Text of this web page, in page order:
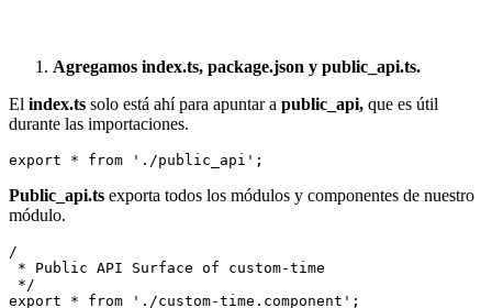
Agregamos index.ts, package.json y public_api.ts.
El index.ts solo está ahí para apuntar a public_api, que es útil
durante las importaciones.
Public_api.ts exporta todos los módulos y componentes de nuestro
módulo.
/
* Public API Surface of custom-time
*/
export * from './custom-time.component';